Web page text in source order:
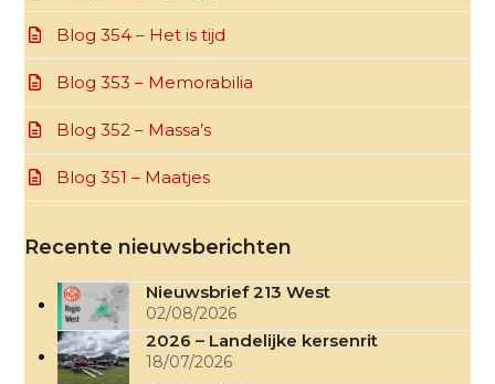
Blog 354 – Het is tijd
Blog 353 – Memorabilia
Blog 352 – Massa’s
Blog 351 – Maatjes
Recente nieuwsberichten
Nieuwsbrief 213 West
02/08/2026
2026 – Landelijke kersenrit
18/07/2026